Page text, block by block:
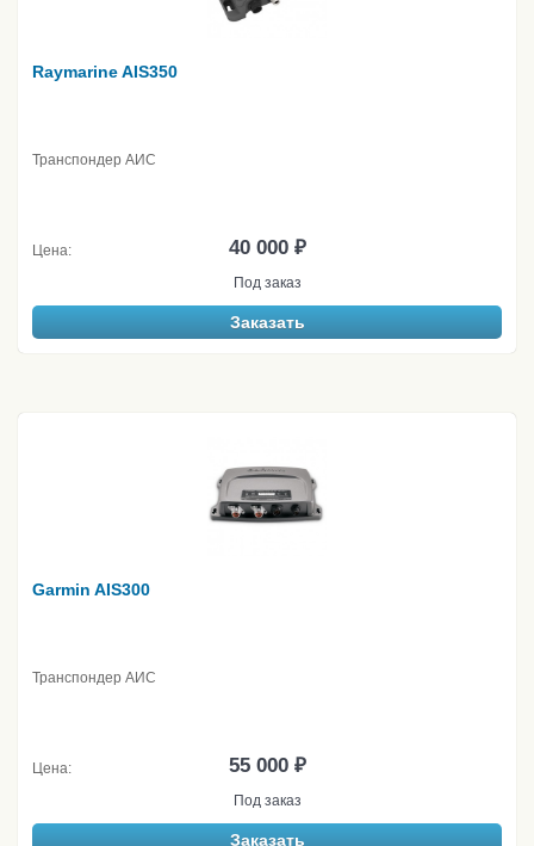
Raymarine AIS350
Транспондер АИС
Цена: 40 000 ₽
Под заказ
Заказать
Garmin AIS300
Транспондер АИС
Цена: 55 000 ₽
Под заказ
Заказать